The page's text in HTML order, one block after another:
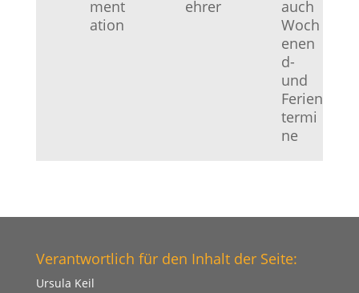
ment
ation
ehrer
auch
Woch
enen
d-
und
Ferien
termi
ne
Verantwortlich für den Inhalt der Seite:
Ursula Keil